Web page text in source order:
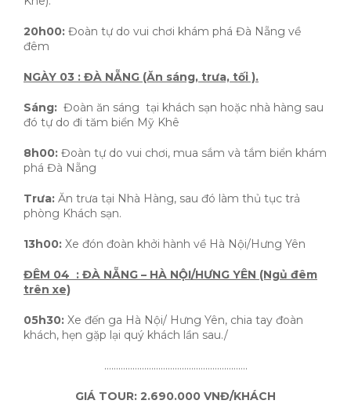
20h00: Đoàn tự do vui chơi khám phá Đà Nẵng về
đêm
NGÀY 03 : ĐÀ NẴNG (Ăn sáng, trưa, tối ).
Sáng: Đoàn ăn sáng tại khách sạn hoặc nhà hàng sau
đó tự do đi tăm biển Mỹ Khê
8h00: Đoàn tự do vui chơi, mua sắm và tắm biển khám
phá Đà Nẵng
Trưa: Ăn trưa tại Nhà Hàng, sau đó làm thủ tục trả
phòng Khách sạn.
13h00: Xe đón đoàn khởi hành về Hà Nội/Hưng Yên
ĐÊM 04 : ĐÀ NẴNG – HÀ NỘI/HƯNG YÊN (Ngủ đêm
trên xe)
05h30: Xe đến ga Hà Nội/ Hưng Yên, chia tay đoàn
khách, hẹn gặp lại quý khách lần sau./
…………………………………………………….
GIÁ TOUR: 2.690.000 VNĐ/KHÁCH